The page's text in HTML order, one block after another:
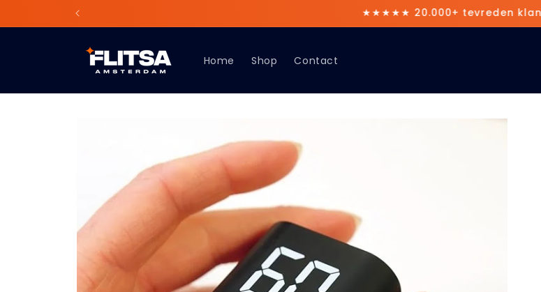
content
Gratis verzending in NL & BE
Home Shop Contact